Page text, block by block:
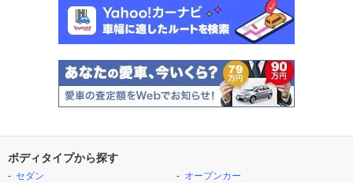
ボディタイプから探す
セダン
オープンカー